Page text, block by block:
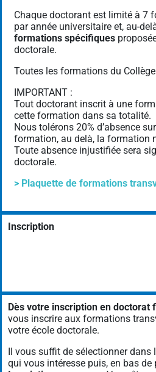
Chaque doctorant est limité à 7
par année universitaire et, au-
formations spécifiques
doctorale.
Toutes les formations du
IMPORTANT :
Tout doctorant inscrit à une
cette formation dans sa totalité.
Nous tolérons 20% d’absence
formation, au delà, la formation
Toute absence injustifiée sera
doctorale.
> Plaquette de formations
Inscription
Dès votre inscription en doctorat
vous inscrire aux formations
votre école doctorale.
Il vous suffit de sélectionner
qui vous intéresse puis, en bas de